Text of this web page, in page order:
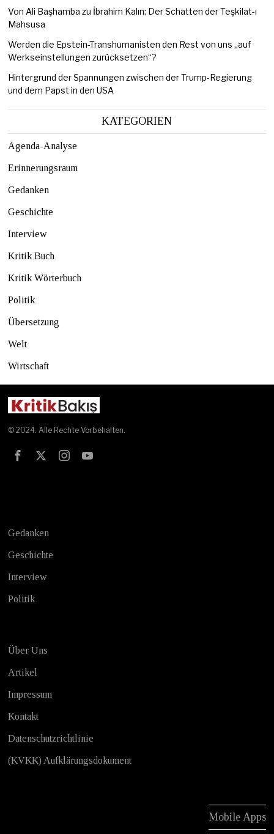
Von Ali Başhamba zu İbrahim Kalın: Der Schatten der Teşkilat-ı
Mahsusa
Werden die Epstein-Transhumanisten den Rest von uns „auf
Werkseinstellungen zurücksetzen“?
Hintergrund der Spannungen zwischen der Trump-Regierung
und dem Papst in den USA
KATEGORIEN
Agenda-Analyse
Erinnerungsraum
Gedanken
Geschichte
Interview
Kritik Buch
Kritik Wörterbuch
Politik
Übersetzung
Welt
Wirtschaft
© 2024. Alle Rechte Vorbehalten.
Gedanken
Geschichte
Interview
Politik
Über Uns
Artikel
Impressum
Kontakt
Datenschutzrichtlinie
(KVKK) Aufklärungsdokument
Mobile Apps